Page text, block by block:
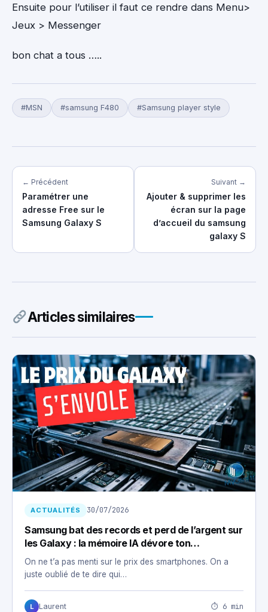
Ensuite pour l’utiliser il faut ce rendre dans Menu>
Jeux > Messenger
bon chat a tous …..
#MSN #samsung F480 #Samsung player style
← Précédent
Paramétrer une
adresse Free sur le
Samsung Galaxy S
Suivant →
Ajouter & supprimer les
écran sur la page
d’accueil du samsung
galaxy S
Articles similaires
ACTUALITÉS 30/07/2026
Samsung bat des records et perd de l’argent sur
les Galaxy : la mémoire IA dévore ton
smartphone
On ne t’a pas menti sur le prix des smartphones. On a
juste oublié de te dire qui…
L Laurent ⏱ 6 min